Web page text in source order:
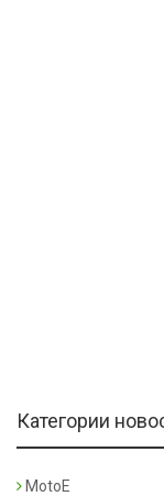
Категории
MotoE